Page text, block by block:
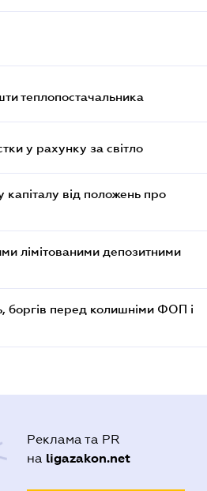
теплопостачальника
у рахунку за світло
капіталу від положень про
лімітованими депозитними
боргів перед колишніми ФОП і
Реклама та PR
на ligazakon.net